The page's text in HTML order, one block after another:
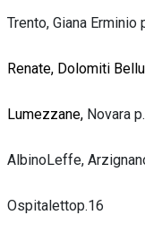
Trento, Giana Erminio
Renate, Dolomiti
Lumezzane, Novara
AlbinoLeffe,
Ospitalettop.16